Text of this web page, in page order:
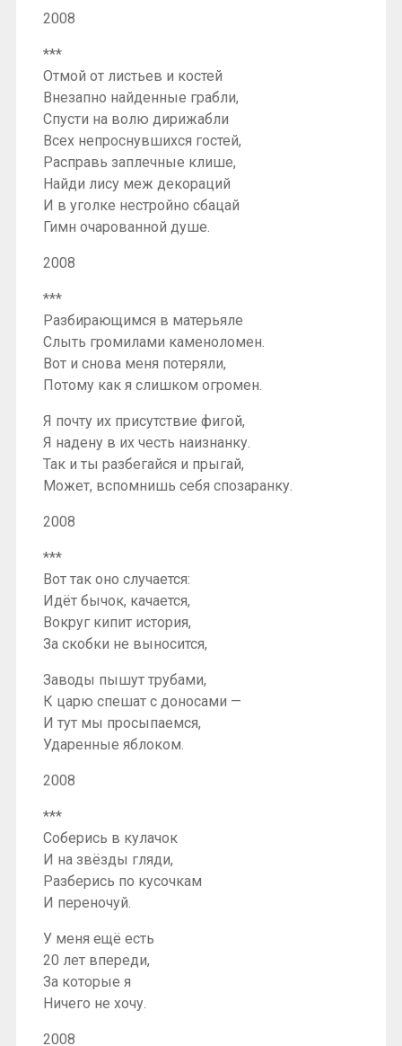
2008
***
Отмой от листьев и костей
Внезапно найденные грабли,
Спусти на волю дирижабли
Всех непроснувшихся гостей,
Расправь заплечные клише,
Найди лису меж декораций
И в уголке нестройно сбацай
Гимн очарованной душе.
2008
***
Разбирающимся в матерьяле
Слыть громилами каменоломен.
Вот и снова меня потеряли,
Потому как я слишком огромен.
Я почту их присутствие фигой,
Я надену в их честь наизнанку.
Так и ты разбегайся и прыгай,
Может, вспомнишь себя спозаранку.
2008
***
Вот так оно случается:
Идёт бычок, качается,
Вокруг кипит история,
За скобки не выносится,
Заводы пышут трубами,
К царю спешат с доносами —
И тут мы просыпаемся,
Ударенные яблоком.
2008
***
Соберись в кулачок
И на звёзды гляди,
Разберись по кусочкам
И переночуй.
У меня ещё есть
20 лет впереди,
За которые я
Ничего не хочу.
2008